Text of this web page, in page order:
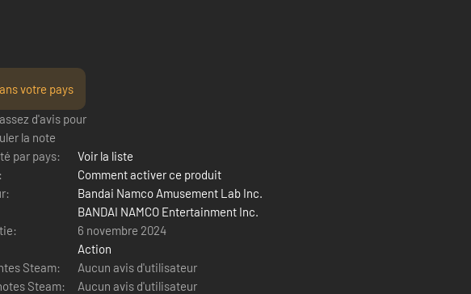
votre pays
d'avis pour
la note
par pays:
Voir la liste
Comment activer ce produit
Bandai Namco Amusement Lab Inc.
BANDAI NAMCO Entertainment Inc.
6 novembre 2024
Action
Steam:
Aucun avis d'utilisateur
Steam:
Aucun avis d'utilisateur